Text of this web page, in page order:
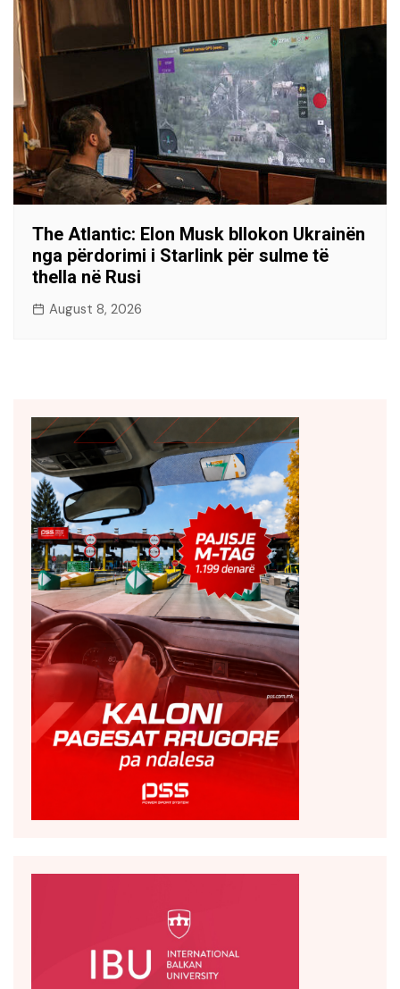
The Atlantic: Elon Musk bllokon Ukrainën
nga përdorimi i Starlink për sulme të
thella në Rusi
August 8, 2026